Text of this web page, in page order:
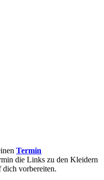
Termin
die Links zu den Kleidern
vorbereiten.